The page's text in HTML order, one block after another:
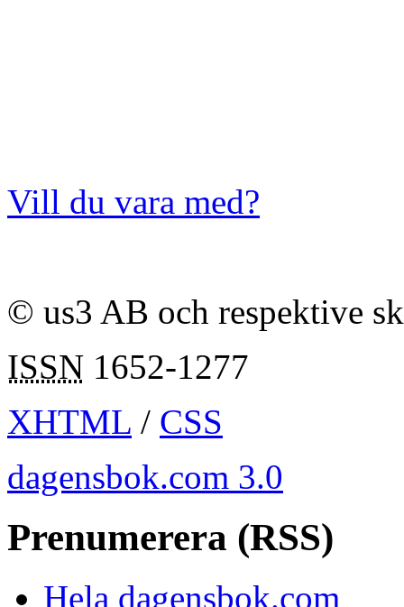
Vill du vara med?
© us3 AB och respektive
ISSN 1652-1277
XHTML / CSS
dagensbok.com 3.0
Prenumerera (RSS)
Hela dagensbok.com